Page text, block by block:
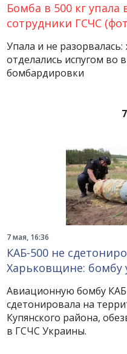
Бомба в 500 кг упала
сотрудники ГСЧС
Упала и не
отделались испугом во
бомбардировки
7 мая, 16:36
КАБ-500 не
Харьковщине: бомбу
Авиационную бомбу
сдетонировала на
Купянского района,
в ГСЧС Украины.